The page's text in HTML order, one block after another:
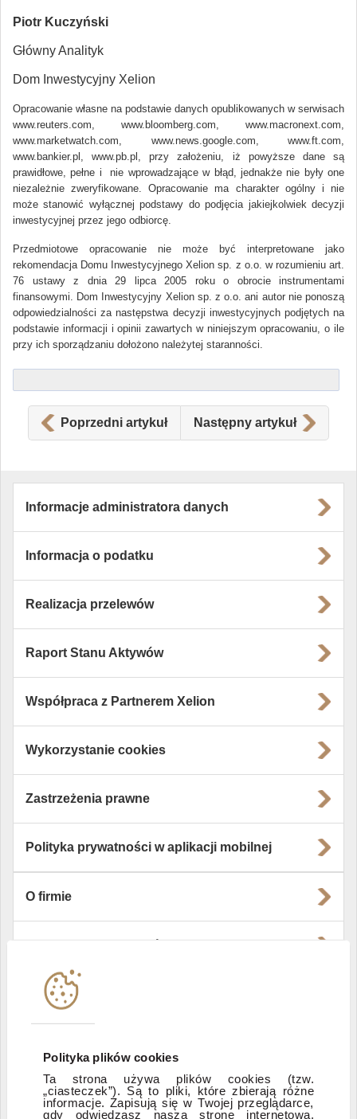
Polityka plików cookies
Ta strona używa plików cookies (tzw.
„ciasteczek”). Są to pliki, które zbierają różne
informacje. Zapisują się w Twojej przeglądarce,
gdy odwiedzasz naszą stronę internetową.
Piotr Kuczyński
Główny Analityk
Dom Inwestycyjny Xelion
Opracowanie własne na podstawie danych opublikowanych w serwisach
www.reuters.com, www.bloomberg.com, www.macronext.com,
www.marketwatch.com, www.news.google.com, www.ft.com,
www.bankier.pl, www.pb.pl, przy założeniu, iż powyższe dane są
prawidłowe, pełne i nie wprowadzające w błąd, jednakże nie były one
niezależnie zweryfikowane. Opracowanie ma charakter ogólny i nie
może stanowić wyłącznej podstawy do podjęcia jakiejkolwiek decyzji
inwestycyjnej przez jego odbiorcę.
Przedmiotowe opracowanie nie może być interpretowane jako
rekomendacja Domu Inwestycyjnego Xelion sp. z o.o. w rozumieniu art.
76 ustawy z dnia 29 lipca 2005 roku o obrocie instrumentami
finansowymi. Dom Inwestycyjny Xelion sp. z o.o. ani autor nie ponoszą
odpowiedzialności za następstwa decyzji inwestycyjnych podjętych na
podstawie informacji i opinii zawartych w niniejszym opracowaniu, o ile
przy ich sporządzaniu dołożono należytej staranności.
Poprzedni artykuł Następny artykuł
Informacje administratora danych
Informacja o podatku
Realizacja przelewów
Raport Stanu Aktywów
Współpraca z Partnerem Xelion
Wykorzystanie cookies
Zastrzeżenia prawne
Polityka prywatności w aplikacji mobilnej
O firmie
Instytucje współpracujące
Zastrzeżenia prawne